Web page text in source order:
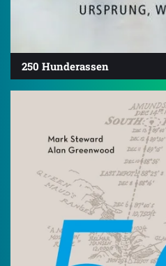
250 Hunderassen